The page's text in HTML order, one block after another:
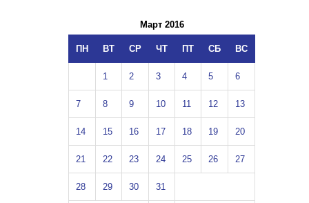
Март 2016
ПН ВТ СР ЧТ ПТ СБ ВС
1 2 3 4 5 6
7 8 9 10 11 12 13
14 15 16 17 18 19 20
21 22 23 24 25 26 27
28 29 30 31